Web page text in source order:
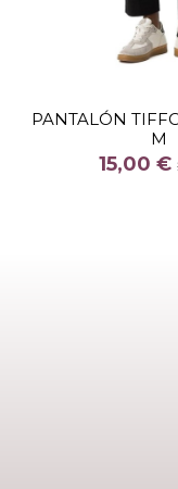
PANTALÓN
M
15,00 €
COLOR